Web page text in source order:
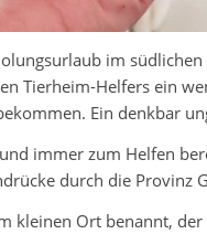
im
Tierheim-Helfers ein
Ein denkbar
immer zum Helfen
durch die
kleinen Ort benannt,